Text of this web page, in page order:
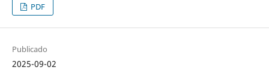
PDF
Publicado
2025-09-02